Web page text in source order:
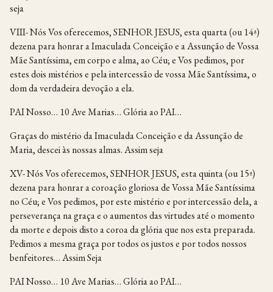
seja
VIII- Nós Vos oferecemos, SENHOR JESUS, esta quarta (ou 14ª)
dezena para honrar a Imaculada Conceição e a Assunção de Vossa
Mãe Santíssima, em corpo e alma, ao Céu; e Vos pedimos, por
estes dois mistérios e pela intercessão de vossa Mãe Santíssima, o
dom da verdadeira devoção a ela.
PAI Nosso… 10 Ave Marias… Glória ao PAI…
Graças do mistério da Imaculada Conceição e da Assunção de
Maria, descei às nossas almas. Assim seja
XV- Nós Vos oferecemos, SENHOR JESUS, esta quinta (ou 15ª)
dezena para honrar a coroação gloriosa de Vossa Mãe Santíssima
no Céu; e Vos pedimos, por este mistério e por intercessão dela, a
perseverança na graça e o aumentos das virtudes até o momento
da morte e depois disto a coroa da glória que nos esta preparada.
Pedimos a mesma graça por todos os justos e por todos nossos
benfeitores… Assim Seja
PAI Nosso… 10 Ave Marias… Glória ao PAI…